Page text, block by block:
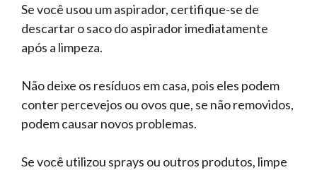
Se você usou um aspirador, certifique-se de
descartar o saco do aspirador imediatamente
após a limpeza.
Não deixe os resíduos em casa, pois eles podem
conter percevejos ou ovos que, se não removidos,
podem causar novos problemas.
Se você utilizou sprays ou outros produtos, limpe